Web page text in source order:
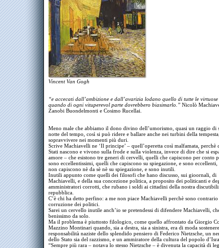
Vincent Van Gogh
“e accecati dall’ambizione e dall’avarizia lodano quello di tutte le
quando di ogni vituperevol parte dovrebbero biasimarlo.” Nicolò
Zanobi Buondelmonti e Cosimo Rucellai.
Meno male che abbiamo il dono divino dell’umorismo, quasi un raggio di
notte del tempo, così si può ridere e ballare anche nei turbini della
sopravvivere nei momenti più duri.
Scrive Machiavelli ne ‘Il principe’ – quell’operetta così malfamata, perchè
Stati nascono e vivono sulla frode e sulla violenza, invece di dire che si
amore – che esistono tre generi di cervelli, quelli che capiscono per conto
sono eccellentissimi, quelli che capiscono su spiegazione, e sono
non capiscono nè da sè nè su spiegazione, e sono inutili.
Inutili appunto come quelli dei filosofi che hano discusso, sui gioornali, di
Machiavelli, e della sua concezione politica, a proposito dei politicanti e
amministratori corrotti, che rubano i soldi ai cittadini della nostra
repubblica.
C’è chi ha detto perfino: a me non piace Machiavelli perchè sono contrario
corruzione dei politici.
Sarei un cervello inutile anch’io se pretendessi di difendere Machiavelli,
benissimo da solo.
Ma il problema è piuttosto filologico, come quello affrontato da Giorgio
Mazzino Montinari quando, sia a destra, sia a sinistra, era di moda
responsabilità naziste dello splendido pensiero di Federico Nietzsche, un
dello Stato sia del razzismo, e un ammiratore della cultura del popolo
“Sempre più rara – notava lo stesso Nietzsche – è divenuta la capacità di